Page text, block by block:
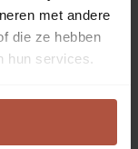
met andere
die ze hebben
hun services.
056; afmeting 160